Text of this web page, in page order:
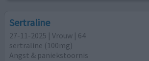
Sertraline
27-11-2025 | Vrouw | 64
sertraline (100mg)
Angst & paniekstoornis